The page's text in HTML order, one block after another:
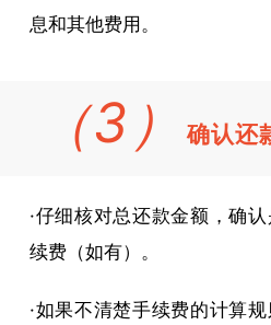
息和其他费用。
（3） 确认还
·仔细核对总还款金额，确
续费（如有）。
·如果不清楚手续费的计算